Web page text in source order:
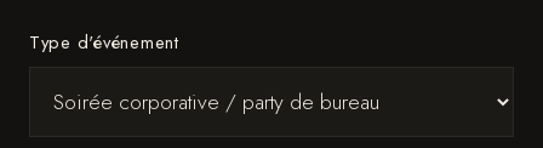
Type d'événement